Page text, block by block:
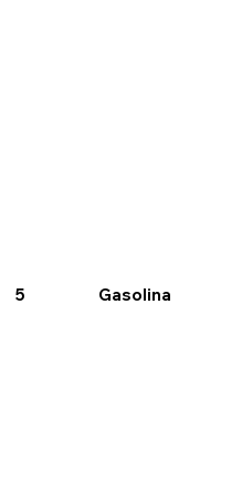
5 Gasolina